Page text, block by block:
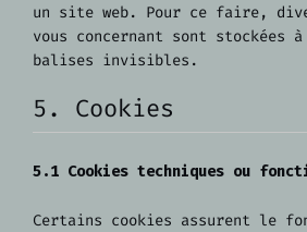
un site web. Pour ce faire,
vous concernant sont stockées
balises invisibles.
5. Cookies
5.1 Cookies techniques ou
Certains cookies assurent le